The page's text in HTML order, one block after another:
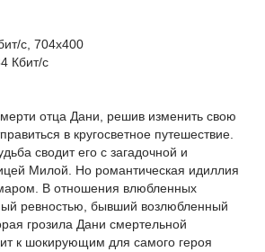
с, 704x400
Кбит/с
отца Дани, решив изменить свою
в кругосветное путешествие.
сводит его с загадочной и
Милой. Но романтическая идиллия
В отношения влюбленных
ревностью, бывший возлюбленный
грозила Дани смертельной
к шокирующим для самого героя